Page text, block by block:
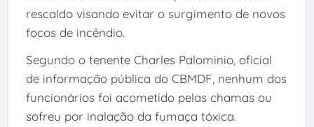
rescaldo visando evitar o surgimento de novos
focos de incêndio.
Segundo o tenente Charles Palominio, oficial
de informação pública do CBMDF, nenhum dos
funcionários foi acometido pelas chamas ou
sofreu por inalação da fumaça tóxica.